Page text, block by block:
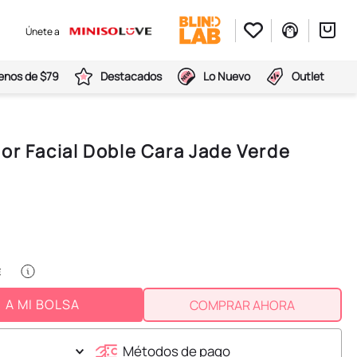
Únete a
de $79 Destacados Lo Nuevo Outlet
Facial Doble Cara Jade Verde
A MI BOLSA COMPRAR AHORA
Métodos de pago